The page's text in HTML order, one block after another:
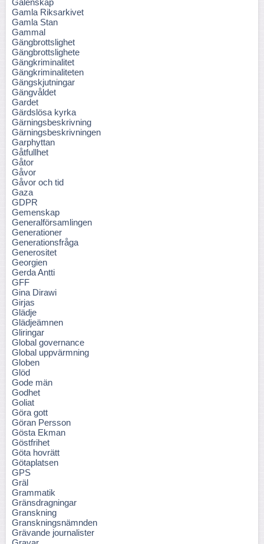
Galenskap
Gamla Riksarkivet
Gamla Stan
Gammal
Gängbrottslighet
Gängbrottslighete
Gängkriminalitet
Gängkriminaliteten
Gängskjutningar
Gängvåldet
Gardet
Gärdslösa kyrka
Gärningsbeskrivning
Gärningsbeskrivningen
Garphyttan
Gåtfullhet
Gåtor
Gåvor
Gåvor och tid
Gaza
GDPR
Gemenskap
Generalförsamlingen
Generationer
Generationsfråga
Generositet
Georgien
Gerda Antti
GFF
Gina Dirawi
Girjas
Glädje
Glädjeämnen
Gliringar
Global governance
Global uppvärmning
Globen
Glöd
Gode män
Godhet
Goliat
Göra gott
Göran Persson
Gösta Ekman
Göstfrihet
Göta hovrätt
Götaplatsen
GPS
Gräl
Grammatik
Gränsdragningar
Granskning
Granskningsnämnden
Grävande journalister